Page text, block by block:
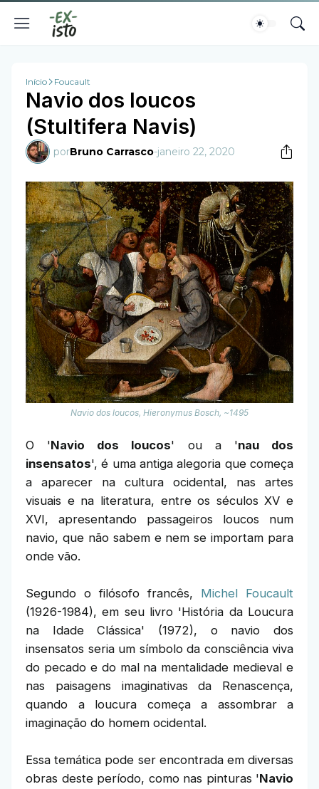
Início Foucault
Navio dos loucos
(Stultifera Navis)
porBruno Carrasco-janeiro 22, 2020
Navio dos loucos, Hieronymus Bosch, ~1495
O 'Navio dos loucos' ou a 'nau dos
insensatos', é uma antiga alegoria que começa
a aparecer na cultura ocidental, nas artes
visuais e na literatura, entre os séculos XV e
XVI, apresentando passageiros loucos num
navio, que não sabem e nem se importam para
onde vão.
Segundo o filósofo francês, Michel Foucault
(1926-1984), em seu livro 'História da Loucura
na Idade Clássica' (1972), o navio dos
insensatos seria um símbolo da consciência viva
do pecado e do mal na mentalidade medieval e
nas paisagens imaginativas da Renascença,
quando a loucura começa a assombrar a
imaginação do homem ocidental.
Essa temática pode ser encontrada em diversas
obras deste período, como nas pinturas 'Navio